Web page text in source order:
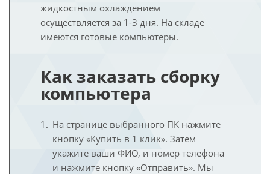
жидкостным охлаждением
осуществляется за 1-3 дня. На складе
имеются готовые компьютеры.
Как заказать сборку
компьютера
На странице выбранного ПК нажмите
кнопку «Купить в 1 клик». Затем
укажите ваши ФИО, и номер телефона
и нажмите кнопку «Отправить». Мы